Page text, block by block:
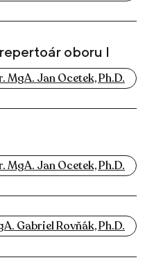
oboru I
MgA. Jan Ocetek, Ph.D.
MgA. Jan Ocetek, Ph.D.
Gabriel Rovňák, Ph.D.